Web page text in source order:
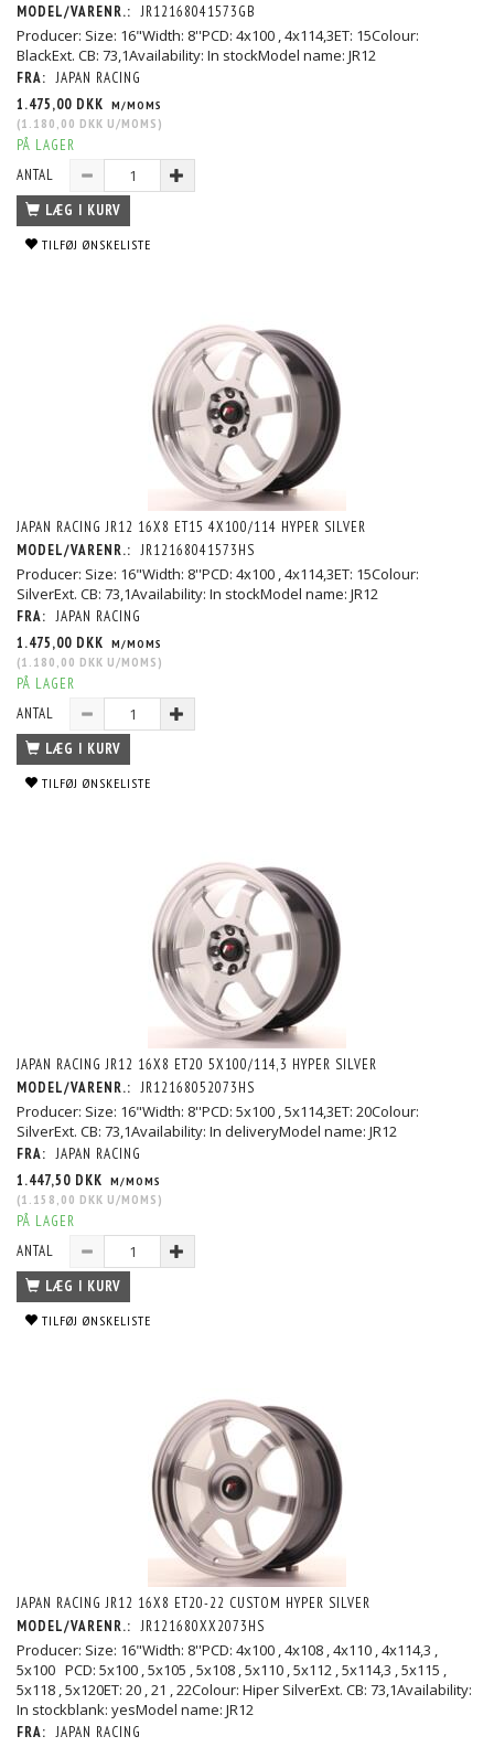
MODEL/VARENR.: JR12168041573GB
Producer: Size: 16"Width: 8''PCD: 4x100 , 4x114,3ET: 15Colour:
BlackExt. CB: 73,1Availability: In stockModel name: JR12
FRA: JAPAN RACING
1.475,00 DKK M/MOMS
(1.180,00 DKK U/MOMS )
PÅ LAGER
ANTAL
LÆG I KURV
TILFØJ ØNSKELISTE
JAPAN RACING JR12 16X8 ET15 4X100/114 HYPER SILVER
MODEL/VARENR.: JR12168041573HS
Producer: Size: 16"Width: 8''PCD: 4x100 , 4x114,3ET: 15Colour:
SilverExt. CB: 73,1Availability: In stockModel name: JR12
FRA: JAPAN RACING
1.475,00 DKK M/MOMS
(1.180,00 DKK U/MOMS )
PÅ LAGER
ANTAL
LÆG I KURV
TILFØJ ØNSKELISTE
JAPAN RACING JR12 16X8 ET20 5X100/114,3 HYPER SILVER
MODEL/VARENR.: JR12168052073HS
Producer: Size: 16"Width: 8''PCD: 5x100 , 5x114,3ET: 20Colour:
SilverExt. CB: 73,1Availability: In deliveryModel name: JR12
FRA: JAPAN RACING
1.447,50 DKK M/MOMS
(1.158,00 DKK U/MOMS )
PÅ LAGER
ANTAL
LÆG I KURV
TILFØJ ØNSKELISTE
JAPAN RACING JR12 16X8 ET20-22 CUSTOM HYPER SILVER
MODEL/VARENR.: JR121680XX2073HS
Producer: Size: 16"Width: 8''PCD: 4x100 , 4x108 , 4x110 , 4x114,3 ,
5x100 PCD: 5x100 , 5x105 , 5x108 , 5x110 , 5x112 , 5x114,3 , 5x115 ,
5x118 , 5x120ET: 20 , 21 , 22Colour: Hiper SilverExt. CB: 73,1Availability:
In stockblank: yesModel name: JR12
FRA: JAPAN RACING